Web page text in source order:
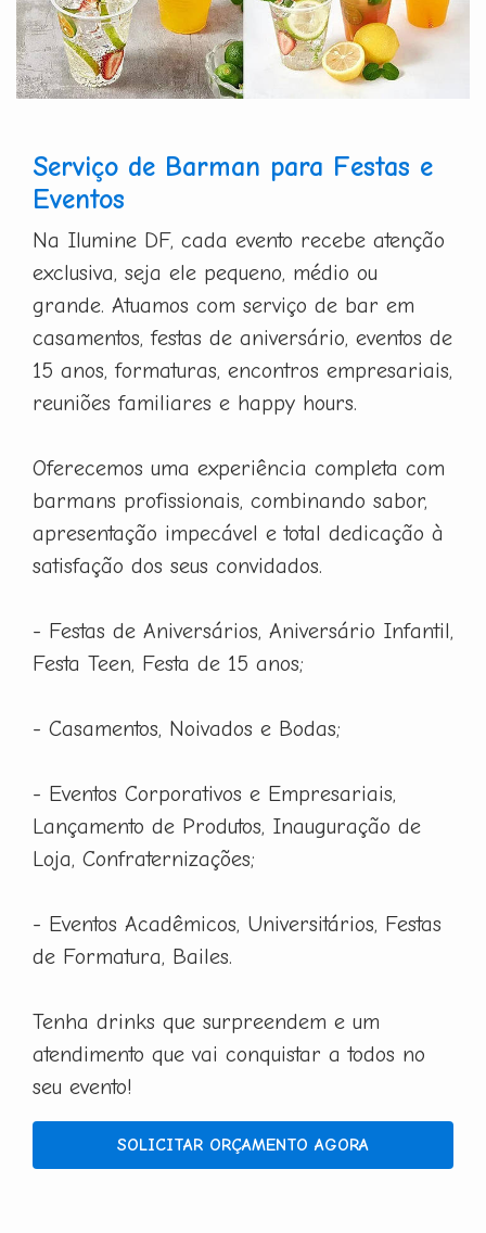
Serviço de Barman para Festas e
Eventos
Na Ilumine DF, cada evento recebe atenção
exclusiva, seja ele pequeno, médio ou
grande. Atuamos com serviço de bar em
casamentos, festas de aniversário, eventos de
15 anos, formaturas, encontros empresariais,
reuniões familiares e happy hours.
Oferecemos uma experiência completa com
barmans profissionais, combinando sabor,
apresentação impecável e total dedicação à
satisfação dos seus convidados.
- Festas de Aniversários, Aniversário Infantil,
Festa Teen, Festa de 15 anos;
- Casamentos, Noivados e Bodas;
- Eventos Corporativos e Empresariais,
Lançamento de Produtos, Inauguração de
Loja, Confraternizações;
- Eventos Acadêmicos, Universitários, Festas
de Formatura, Bailes.
Tenha drinks que surpreendem e um
atendimento que vai conquistar a todos no
seu evento!
SOLICITAR ORÇAMENTO AGORA